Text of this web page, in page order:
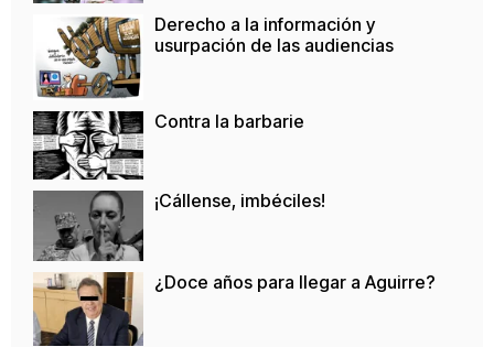
Derecho a la información y
usurpación de las audiencias
Contra la barbarie
¡Cállense, imbéciles!
¿Doce años para llegar a Aguirre?